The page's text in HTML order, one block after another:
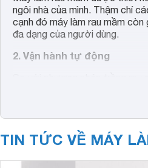
ngôi nhà của mình. Thậm chí
cạnh đó máy làm rau mầm
đa dạng của người dùng.
2. Vận hành tự động
toàn tự động, không phải cần
bạn không cần phải sử dụng
TIN TỨC VỀ MÁY